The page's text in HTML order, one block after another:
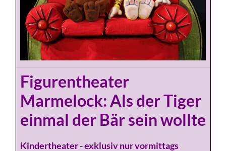
Figurentheater
Marmelock: Als der Tiger
einmal der Bär sein wollte
Kindertheater - exklusiv nur vormittags